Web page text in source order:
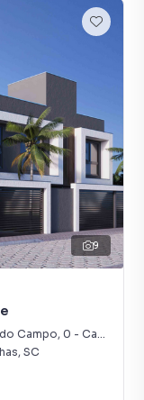
9
Campo, 0 - Canto Grande
, SC